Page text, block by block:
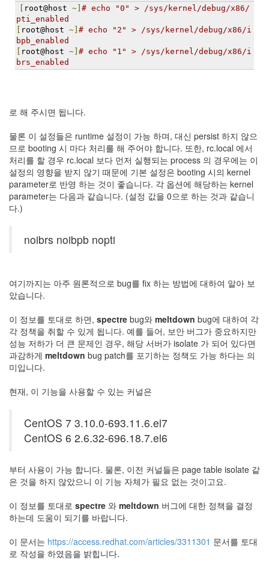
root@host ~] # echo "0" > /sys/kernel/debug/x86/
pti_enabled
root@host ~] # echo "2" > /sys/kernel/debug/x86/i
bpb_enabled
root@host ~] # echo "1" > /sys/kernel/debug/x86/i
brs_enabled
로 해 주시면 됩니다.
물론 이 설정들은 runtime 설정이 가능 하며, 대신 persist 하지 않으
므로 booting 시 마다 처리를 해 주어야 합니다. 또한, rc.local 에서
처리를 할 경우 rc.local 보다 먼저 실행되는 process 의 경우에는 이
설정의 영향을 받지 않기 때문에 기본 설정은 booting 시의 kernel
parameter로 반영 하는 것이 좋습니다. 각 옵션에 해당하는 kernel
parameter는 다음과 같습니다. (설정 값을 0으로 하는 것과 같습니
다.)
noibrs noibpb nopti
여기까지는 아주 원론적으로 bug를 fix 하는 방법에 대하여 알아 보
았습니다.
이 정보를 토대로 하면, spectre bug와 meltdown bug에 대하여 각
각 정책을 취할 수 있게 됩니다. 예를 들어, 보안 버그가 중요하지만
성능 저하가 더 큰 문제인 경우, 해당 서버가 isolate 가 되어 있다면
과감하게 meltdown bug patch를 포기하는 정책도 가능 하다는 의
미입니다.
현재, 이 기능을 사용할 수 있는 커널은
CentOS 7 3.10.0-693.11.6.el7
CentOS 6 2.6.32-696.18.7.el6
부터 사용이 가능 합니다. 물론, 이전 커널들은 page table isolate 같
은 것을 하지 않았으니 이 기능 자체가 필요 없는 것이고요.
이 정보를 토대로 spectre 와 meltdown 버그에 대한 정책을 결정
하는데 도움이 되기를 바랍니다.
이 문서는 https://access.redhat.com/articles/3311301 문서를 토대
로 작성을 하였음을 밝힙니다.
1
by
김
균
6F22
전
지
방
전...
by
김
맥
스
스
빔
XPH70.2
1
by
정